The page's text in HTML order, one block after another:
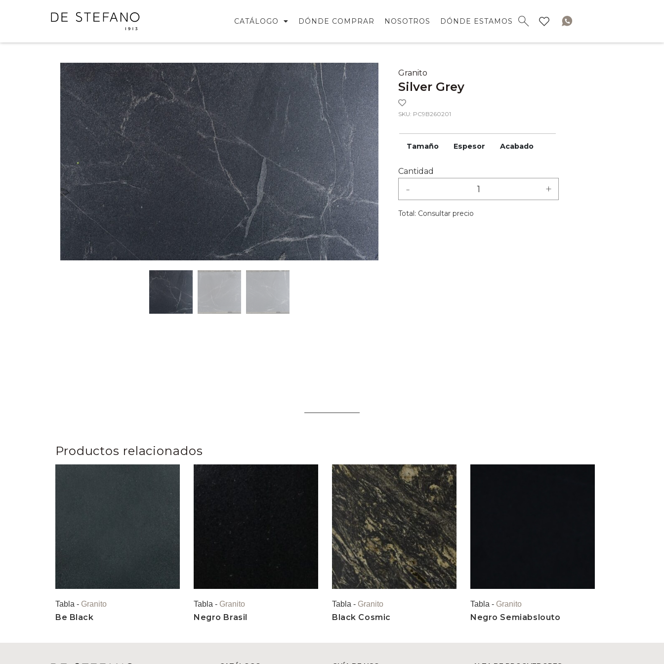
CATÁLOGO DÓNDE COMPRAR NOSOTROS DÓNDE ESTAMOS
Granito
Silver Grey
SKU: PC9B260201
Tamaño Espesor Acabado
Cantidad
- +
Total: Consultar precio
Productos relacionados
Tabla - Granito
Be Black
Tabla - Granito
Negro Brasil
Tabla - Granito
Black Cosmic
Tabla - Granito
Negro Semiabslouto